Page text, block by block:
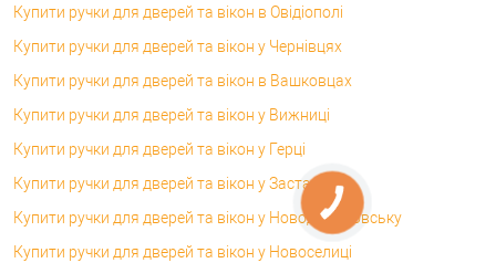
Купити ручки для дверей та вікон в Овідіополі
Купити ручки для дверей та вікон у Чернівцях
Купити ручки для дверей та вікон в Вашковцах
Купити ручки для дверей та вікон у Вижниці
Купити ручки для дверей та вікон у Герці
Купити ручки для дверей та вікон у Заставні
Купити ручки для дверей та вікон у Новодністровську
Купити ручки для дверей та вікон у Новоселиці